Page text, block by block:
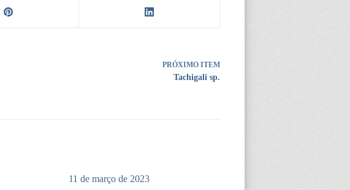
PRÓXIMO ITEM
Tachigali sp.
11 de março de 2023